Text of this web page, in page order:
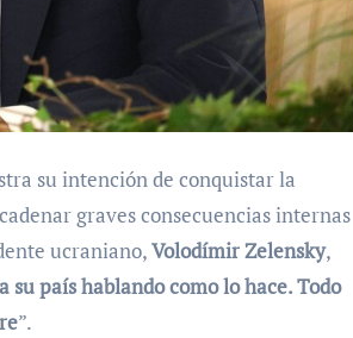
su intención de conquistar la
graves consecuencias internas
ucraniano,Volodímir Zelensky,
su país hablando como lo hace. Todo
”.